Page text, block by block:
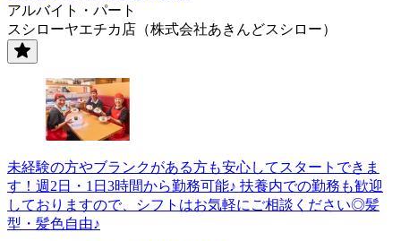
アルバイト・パート
スシローヤエチカ店（株式会社あきんどスシロー）
未経験の方やブランクがある方も安心してスタートできま
す！週2日・1日3時間から勤務可能♪ 扶養内での勤務も歓迎
しておりますので、シフトはお気軽にご相談ください◎髪
型・髪色自由♪